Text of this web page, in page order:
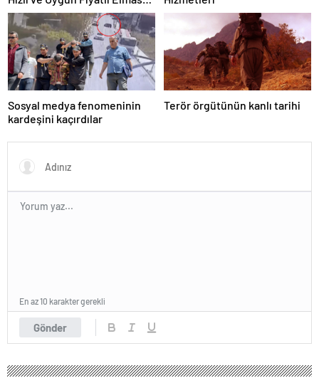
Satın Almanın Yeni Adresi
Sosyal medya fenomeninin
kardeşini kaçırdılar
Terör örgütünün kanlı tarihi
Gönder
En az 10 karakter gerekli